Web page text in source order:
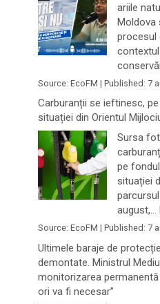
ariile
Moldova
procesul
Source: EcoFM | Published: 7
Carburanții se ieftinesc,
situației din Orientul
Sursa
pe
situației
august,…
Source: EcoFM | Published: 7
Ultimele baraje de
demontate. Ministrul
monitorizarea
ori va fi necesar”